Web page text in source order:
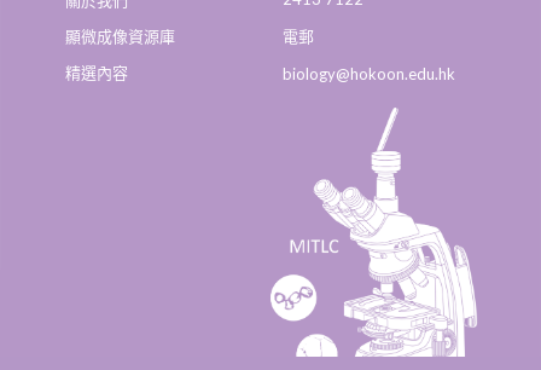
顯微成像資源庫
精選內容
電郵
biology@hokoon.edu.hk​